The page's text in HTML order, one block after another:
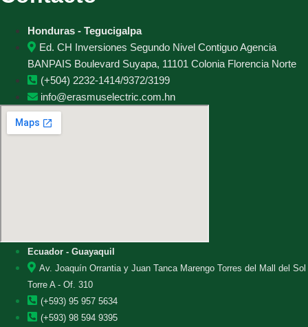
Honduras - Tegucigalpa
Ed. CH Inversiones Segundo Nivel Contiguo Agencia
BANPAIS Boulevard Suyapa, 11101 Colonia Florencia Norte
(+504) 2232-1414/9372/3199
info@erasmuselectric.com.hn
Ecuador - Guayaquil
Av. Joaquín Orrantia y Juan Tanca Marengo Torres del Mall del Sol
Torre A - Of. 310
(+593) 95 957 5634
(+593) 98 594 9395